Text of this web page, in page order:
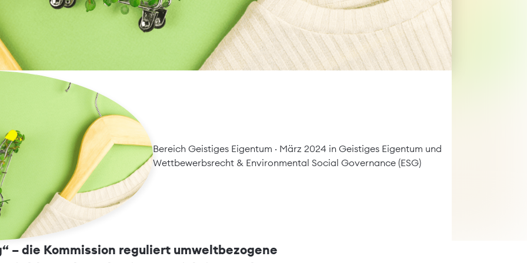
„biologisch abbaubar“, „energieeffizient“, „klimaneutral“,
von umweltbezogenen Werbeaussagen!
Bereich Geistiges Eigentum · März 2024 inGeistiges Eigentum und
Wettbewerbsrecht & Environmental Social Governance (ESG)
– die Kommission reguliert umweltbezogene